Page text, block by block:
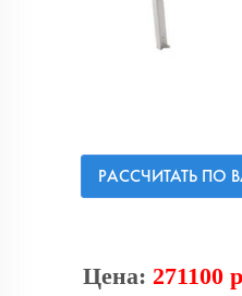
РАССЧИТАТЬ
Цена: 271100